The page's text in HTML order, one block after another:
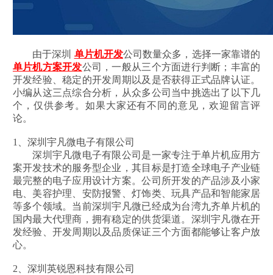
由于深圳 单片机开发公司数量众多，选择一家靠谱的
单片机方案开发公司，一般从三个方面进行判断；丰富的
开发经验、稳定的开发周期以及是否获得正式品牌认证。
小编从这三点综合分析，从众多公司当中挑选出了以下几
个，仅供参考。如果大家还有不同的意见，欢迎留言评
论。
1、深圳宇凡微电子有限公司
深圳宇凡微电子有限公司是一家专注于单片机应用方
案开发技术的服务型企业，其目标是打造全球电子产业链
最完整的电子应用设计方案。公司所开发的产品涉及小家
电、美容护理、安防报警、灯饰类、玩具产品和智能家居
等多个领域。当前深圳宇凡微已经成为台湾九齐单片机的
国内最大代理商，拥有稳定的供货渠道。深圳宇凡微在开
发经验、开发周期以及品质保证三个方面都能够让客户放
心。
2、深圳英锐恩科技有限公司